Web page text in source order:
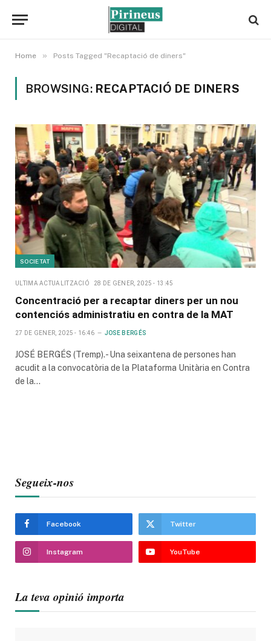
Home » Posts Tagged "Recaptació de diners"
BROWSING: RECAPTACIÓ DE DINERS
SOCIETAT
ULTIMA ACTUALITZACIÓ 28 DE GENER, 2025 - 13:45
Concentració per a recaptar diners per un nou
contenciós administratiu en contra de la MAT
27 DE GENER, 2025 - 16:46 JOSE BERGÉS
JOSÉ BERGÉS (Tremp).- Una seixantena de persones han
acudit a la convocatòria de la Plataforma Unitària en Contra
de la…
Segueix-nos
Facebook Twitter
Instagram YouTube
La teva opinió importa